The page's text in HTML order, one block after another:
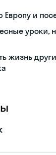
Европу и
уроки,
жизнь